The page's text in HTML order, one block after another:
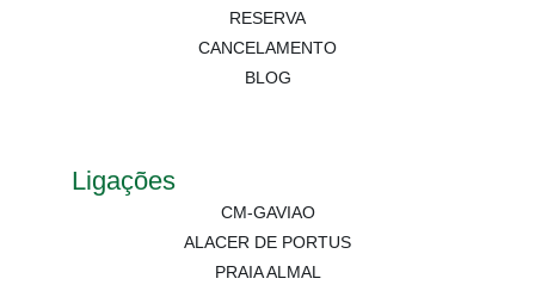
RESERVA
CANCELAMENTO
BLOG
Ligações
CM-GAVIAO
ALACER DE PORTUS
PRAIA ALMAL